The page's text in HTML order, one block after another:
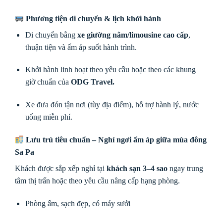
Phương tiện di chuyển & lịch khởi hành
Di chuyển bằng xe giường nằm/limousine cao cấp,
thuận tiện và ấm áp suốt hành trình.
Khởi hành linh hoạt theo yêu cầu hoặc theo các khung
giờ chuẩn của ODG Travel.
Xe đưa đón tận nơi (tùy địa điểm), hỗ trợ hành lý, nước
uống miễn phí.
Lưu trú tiêu chuẩn – Nghỉ ngơi ấm áp giữa mùa đông
Sa Pa
Khách được sắp xếp nghỉ tại khách sạn 3–4 sao ngay trung
tâm thị trấn hoặc theo yêu cầu nâng cấp hạng phòng.
Phòng ấm, sạch đẹp, có máy sưởi